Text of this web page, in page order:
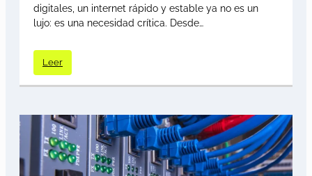
digitales, un internet rápido y estable ya no es un
lujo: es una necesidad crítica. Desde…
Leer